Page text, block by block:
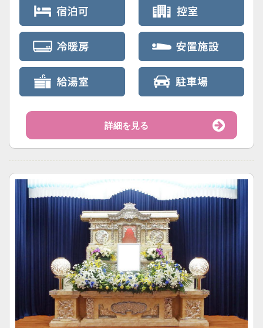
詳細を見る